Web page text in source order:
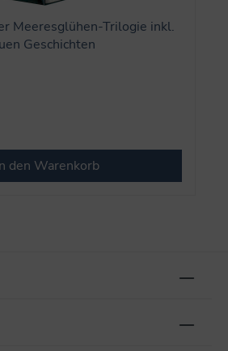
Meeresglühen-Trilogie inkl.
Geschichten
den Warenkorb